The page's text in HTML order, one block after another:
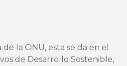
la ONU, esta se da en el
de Desarrollo Sostenible,